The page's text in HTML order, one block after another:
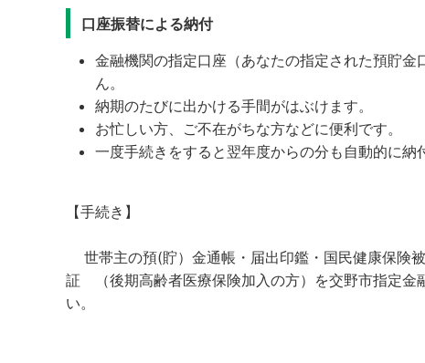
口座振替による納付
金融機関の指定口座 （あなたの指定された預貯
ん。
納期のたびに出かける手間がはぶけます。
お忙しい方、ご不在がちな方などに便利です。
一度手続きをすると翌年度からの分も自動的に納
【手続き】
世帯主の預(貯）金通帳・届出印鑑・国民健康保険
証 （後期高齢者医療保険加入の方）を交野市指定金
い。